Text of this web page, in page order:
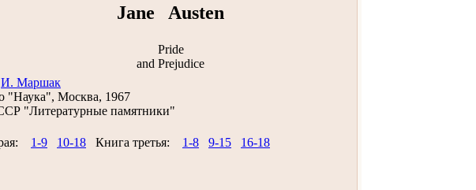
Jane Austen
Pride
and Prejudice
И. Маршак
"Наука", Москва, 1967
"Литературные памятники"
1-9 10-18 Книга третья: 1-8 9-15 16-18